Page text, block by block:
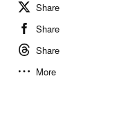
Share
Share
Share
More